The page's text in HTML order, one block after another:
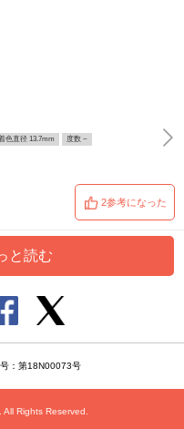
色直径 13.7mm 度数 ~
2参考になった
と読む
：第18N00073号
Rights Reserved.